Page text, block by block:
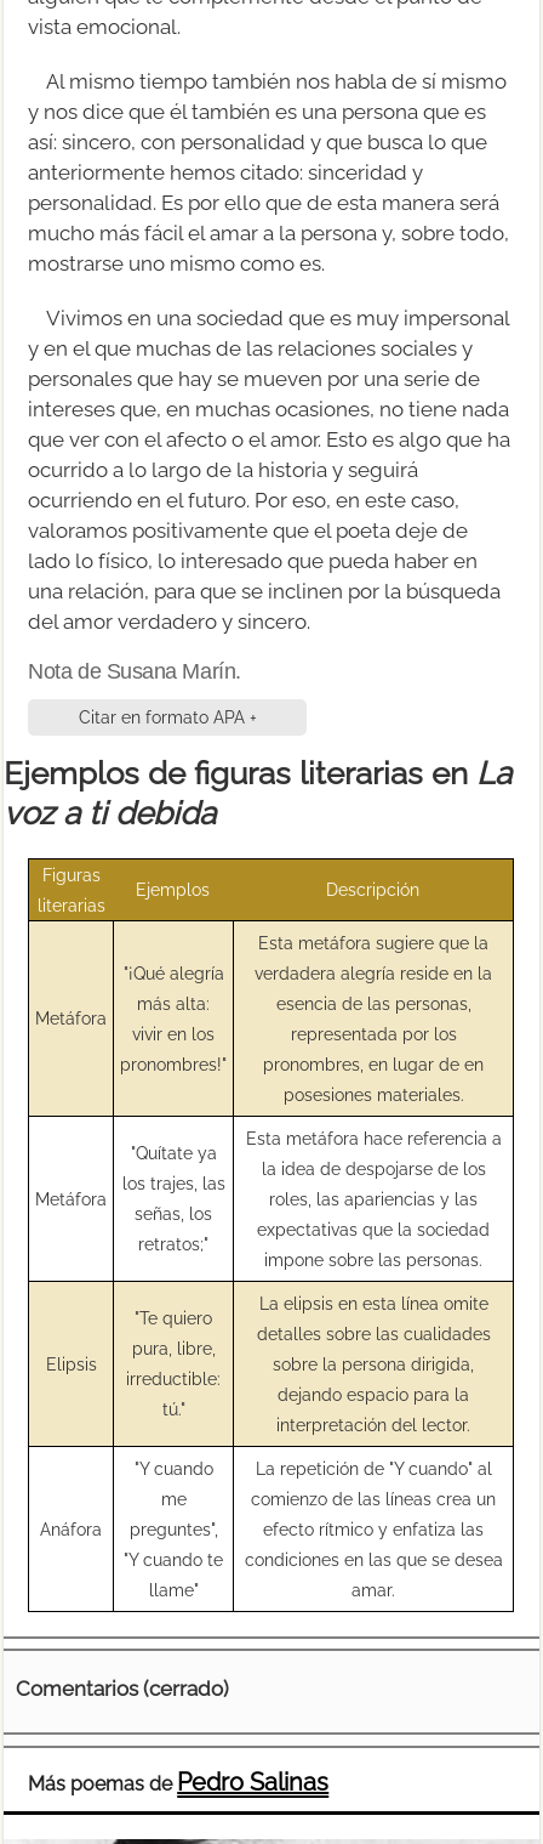
vista emocional.
Al mismo tiempo también nos habla de sí mismo
y nos dice que él también es una persona que es
así: sincero, con personalidad y que busca lo que
anteriormente hemos citado: sinceridad y
personalidad. Es por ello que de esta manera será
mucho más fácil el amar a la persona y, sobre todo,
mostrarse uno mismo como es.
Vivimos en una sociedad que es muy impersonal
y en el que muchas de las relaciones sociales y
personales que hay se mueven por una serie de
intereses que, en muchas ocasiones, no tiene nada
que ver con el afecto o el amor. Esto es algo que ha
ocurrido a lo largo de la historia y seguirá
ocurriendo en el futuro. Por eso, en este caso,
valoramos positivamente que el poeta deje de
lado lo físico, lo interesado que pueda haber en
una relación, para que se inclinen por la búsqueda
del amor verdadero y sincero.
Nota de Susana Marín.
Citar en formato APA +
Ejemplos de figuras literarias en La
voz a ti debida
Figuras
literarias
Ejemplos Descripción
Metáfora
"¡Qué alegría
más alta:
vivir en los
pronombres!"
Esta metáfora sugiere que la
verdadera alegría reside en la
esencia de las personas,
representada por los
pronombres, en lugar de en
posesiones materiales.
Metáfora
"Quítate ya
los trajes, las
señas, los
retratos;"
Esta metáfora hace referencia a
la idea de despojarse de los
roles, las apariencias y las
expectativas que la sociedad
impone sobre las personas.
Elipsis
"Te quiero
pura, libre,
irreductible:
tú."
La elipsis en esta línea omite
detalles sobre las cualidades
sobre la persona dirigida,
dejando espacio para la
interpretación del lector.
Anáfora
"Y cuando
me
preguntes",
"Y cuando te
llame"
La repetición de "Y cuando" al
comienzo de las líneas crea un
efecto rítmico y enfatiza las
condiciones en las que se desea
amar.
Comentarios (cerrado)
Más poemas de Pedro Salinas